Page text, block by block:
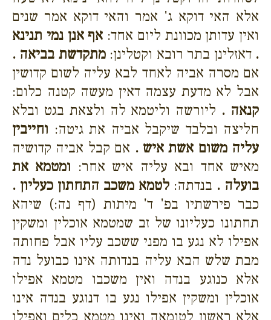
אלא האי דוקא ג' אמר והאי דוקא אמר שנים
ואין עדותן מכוונת ליום אחד: אף אנן נמי תנינא
. דאזלינן בתר רובא וקטלינן:מתקדשת בביאה .
אם מסרה אביה לאחד לבא עליה לשום קדושין
אבל לא מדעת עצמה דאין מעשה קטנה כלום:
קנאה . ליורשה וליטמא לה ולצאת בגט ובלא
חליצה ובלבד שיקבל אביה את גיטה: וחייבין
עליה משום אשת איש . אם קבל אביה קדושיה
מאיש אחד ובא עליה איש אחר: ומטמא את
בועלה . בנדתה: לטמא משכב התחתון כעליון .
כבר פירשתיו בפ' ד' מיתות (דף נה:) שיהא
תחתונו כעליונו של זב שמטמא אוכלין ומשקין
אפילו לא נגע בו מפני ששכב עליו אבל פחותה
מבת שלש הבא עליה בנדותה אינו כבועל נדה
אלא כנוגע בנדה ואין משכבו מטמא אפילו
אוכלין ומשקין אפילו נגע בו דנוגע בנדה אינו